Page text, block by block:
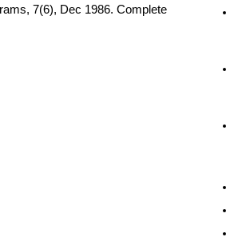
7(6), Dec 1986. Complete